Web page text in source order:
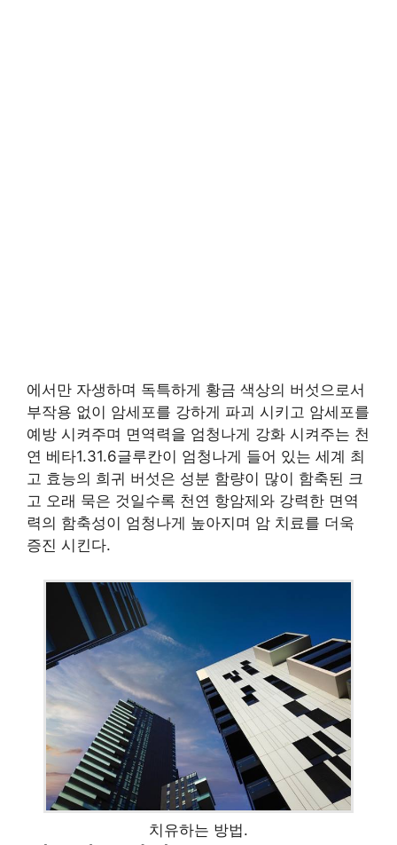
에서만 자생하며 독특하게 황금 색상의 버섯으로서
부작용 없이 암세포를 강하게 파괴 시키고 암세포를
예방 시켜주며 면역력을 엄청나게 강화 시켜주는 천
연 베타1.31.6글루칸이 엄청나게 들어 있는 세계 최
고 효능의 희귀 버섯은 성분 함량이 많이 함축된 크
고 오래 묵은 것일수록 천연 항암제와 강력한 면역
력의 함축성이 엄청나게 높아지며 암 치료를 더욱
증진 시킨다.
치유하는 방법.